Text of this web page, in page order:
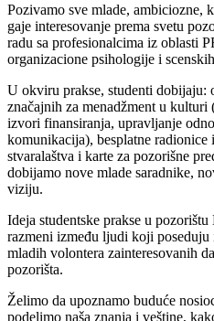
Pozivamo sve mlade, ambiciozne,
gaje interesovanje prema svetu
radu sa profesionalcima iz oblasti
organizacione psihologije i
U okviru prakse, studenti dobijaju:
značajnih za menadžment u
izvori finansiranja, upravljanje
komunikacija), besplatne radionice
stvaralaštva i karte za pozorišne
dobijamo nove mlade saradnike,
viziju.
Ideja studentske prakse u
razmeni između ljudi koji
mladih volontera zainteresovanih
pozorišta.
Želimo da upoznamo buduće
podelimo naša znanja i veštine,